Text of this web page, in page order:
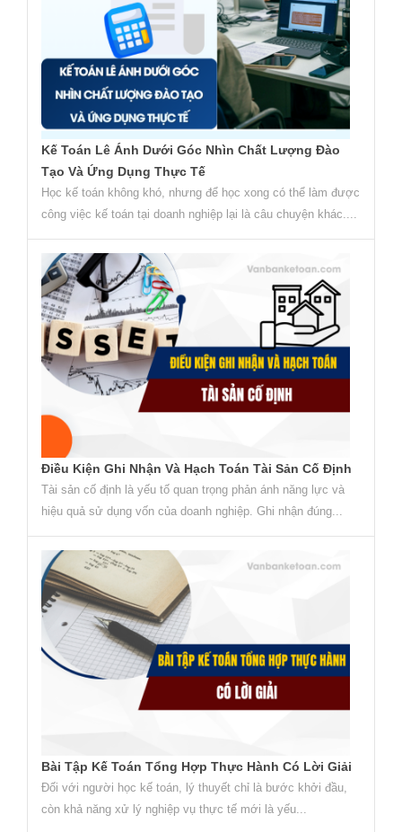
Kế Toán Lê Ánh Dưới Góc Nhìn Chất Lượng Đào
Tạo Và Ứng Dụng Thực Tế
Học kế toán không khó, nhưng để học xong có thể làm được
công việc kế toán tại doanh nghiệp lại là câu chuyện khác....
Điều Kiện Ghi Nhận Và Hạch Toán Tài Sản Cố Định
Tài sản cố định là yếu tố quan trọng phản ánh năng lực và
hiệu quả sử dụng vốn của doanh nghiệp. Ghi nhận đúng...
Bài Tập Kế Toán Tổng Hợp Thực Hành Có Lời Giải
Đối với người học kế toán, lý thuyết chỉ là bước khởi đầu,
còn khả năng xử lý nghiệp vụ thực tế mới là yếu...